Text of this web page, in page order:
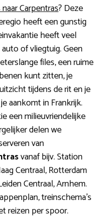
Carpentras? Deze
heeft een gunstig
heeft veel
of vliegtuig. Geen
files, een ruime
kunt zitten, je
tijdens de rit en je
aankomt in Frankrijk.
een milieuvriendelijke
delen we
van
vanaf bijv. Station
Centraal, Rotterdam
Centraal, Arnhem.
treinschema’s
reizen per spoor.